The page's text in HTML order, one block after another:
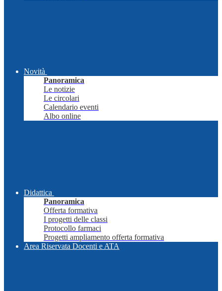
Novità
Panoramica
Le notizie
Le circolari
Calendario eventi
Albo online
Didattica
Panoramica
Offerta formativa
I progetti delle classi
Protocollo farmaci
Progetti ampliamento offerta formativa
Area Riservata Docenti e ATA